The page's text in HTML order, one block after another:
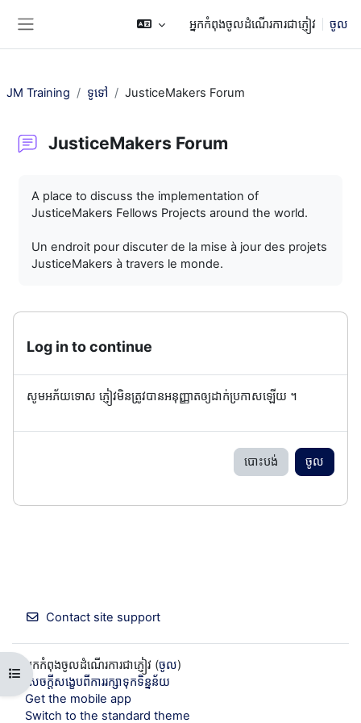
អ្នកកំពុងចូលដំណើរការជាភ្ញៀវ ចូល
Open course index
JM Training ទូទៅ JusticeMakers Forum
JusticeMakers Forum
A place to discuss the implementation of
JusticeMakers Fellows Projects around the world.
Un endroit pour discuter de la mise à jour des projets
JusticeMakers à travers le monde.
Log in to continue
សូមអភ័យទោស ភ្ញៀវមិនត្រូវបានអនុញ្ញាតឲ្យដាក់ប្រកាសឡើយ ។
បោះបង់ ចូល
Contact site support
អ្នកកំពុងចូលដំណើរការជាភ្ញៀវ (ចូល)
សេចក្តីសង្ខេបពីការរក្សាទុកទិន្នន័យ
Get the mobile app
Switch to the standard theme